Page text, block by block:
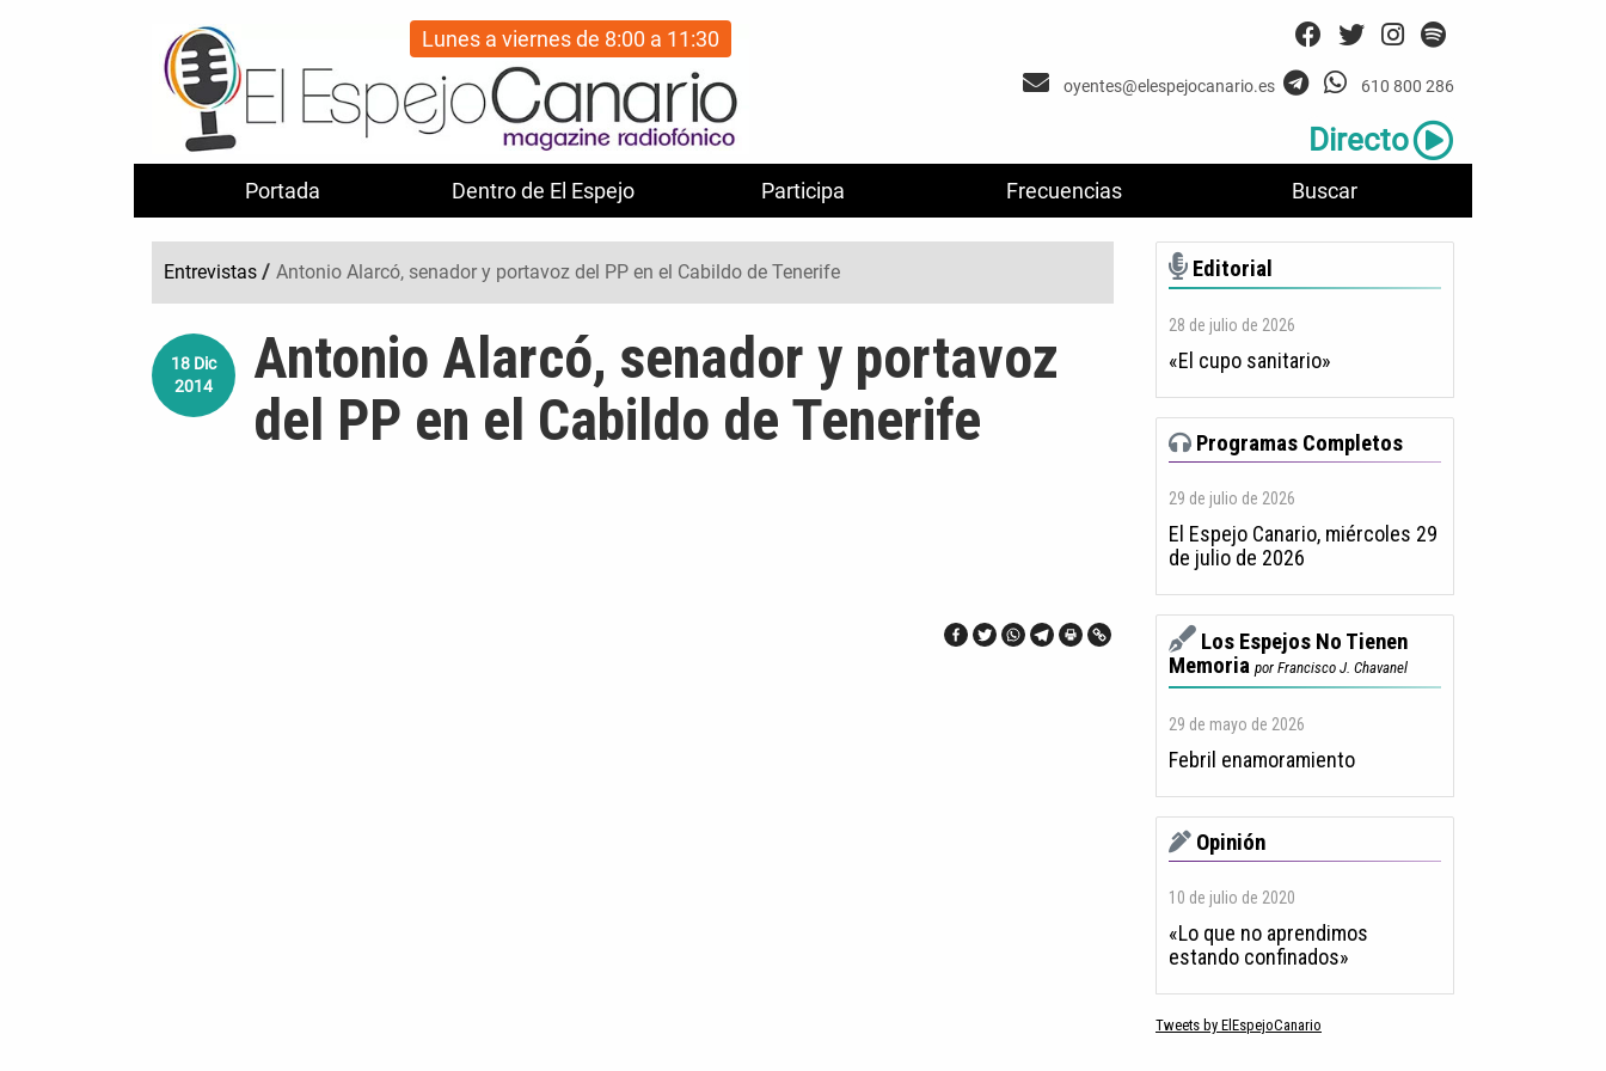
Portada Dentro de El Espejo Participa Frecuencias Buscar
Lunes a viernes de 8:00 a 11:30
oyentes@elespejocanario.es 610 800 286
Directo
Entrevistas / Antonio Alarcó, senador y portavoz del PP en el Cabildo de Tenerife
18 Dic
2014
Antonio Alarcó, senador y portavoz
del PP en el Cabildo de Tenerife
Editorial
28 de julio de 2026
«El cupo sanitario»
Programas Completos
29 de julio de 2026
El Espejo Canario, miércoles 29
de julio de 2026
Los Espejos No Tienen
Memoria por Francisco J. Chavanel
29 de mayo de 2026
Febril enamoramiento
Opinión
10 de julio de 2020
«Lo que no aprendimos
estando confinados»
Tweets by ElEspejoCanario